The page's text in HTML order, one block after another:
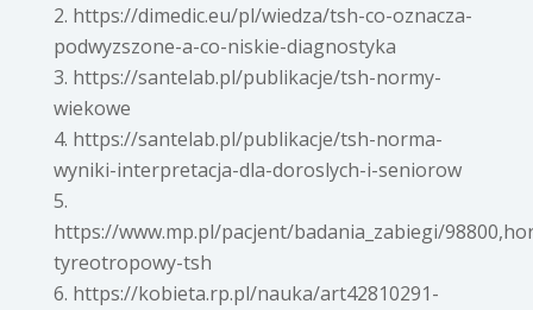
https://dimedic.eu/pl/wiedza/tsh-co-oznacza-
podwyzszone-a-co-niskie-diagnostyka
https://santelab.pl/publikacje/tsh-normy-
wiekowe
https://santelab.pl/publikacje/tsh-norma-
wyniki-interpretacja-dla-doroslych-i-seniorow
https://www.mp.pl/pacjent/badania_zabiegi/
tyreotropowy-tsh
https://kobieta.rp.pl/nauka/art42810291-